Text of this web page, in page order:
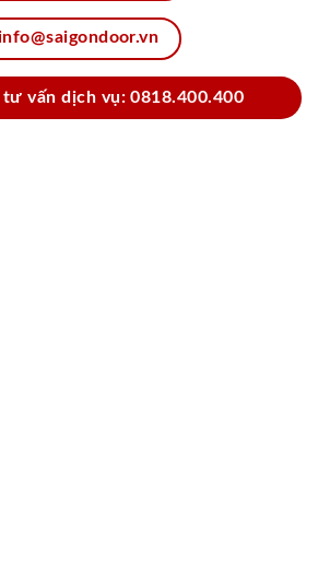
tư vấn dịch vụ: 0818.400.400